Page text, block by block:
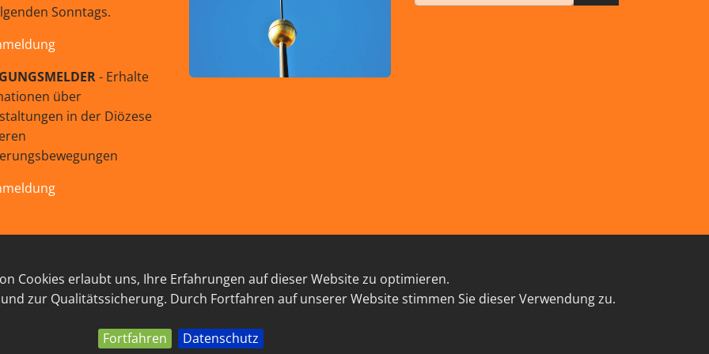
Cookies erlaubt uns, Ihre Erfahrungen auf dieser Website zu optimieren.
zur Qualitätssicherung. Durch Fortfahren auf unserer Website stimmen Sie dieser Verwendung zu.
Fortfahren Datenschutz
Sonntags.
- Erhalte
über
in der Diözese
LINKSAMMLUNG DATENSCHUTZ KONTAKT